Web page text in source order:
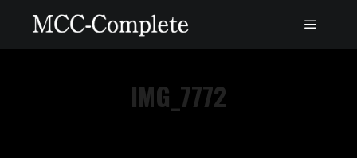
IMG_7772